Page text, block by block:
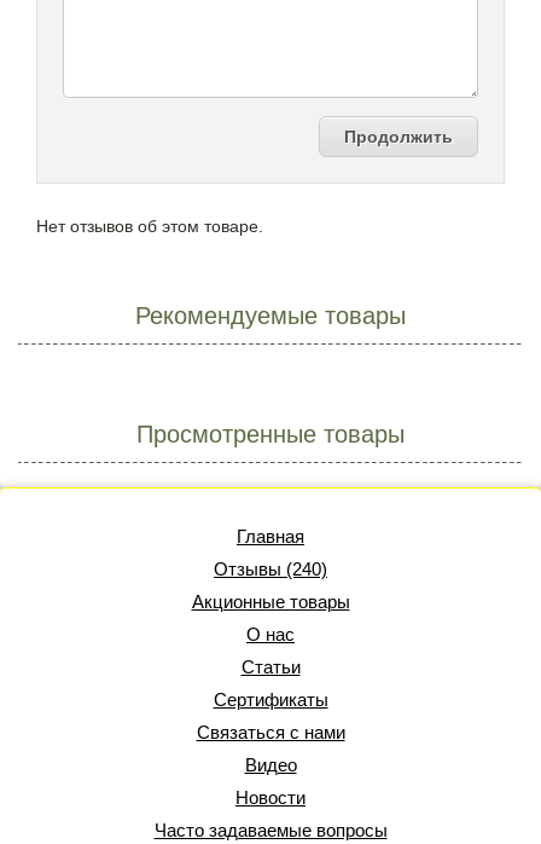
Продолжить
Нет отзывов об этом товаре.
Рекомендуемые товары
Просмотренные товары
Главная
Отзывы (240)
Акционные товары
О нас
Статьи
Сертификаты
Связаться с нами
Видео
Новости
Часто задаваемые вопросы